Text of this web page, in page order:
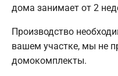
дома занимает от 2
Производство
вашем участке, мы не
домокомплекты.